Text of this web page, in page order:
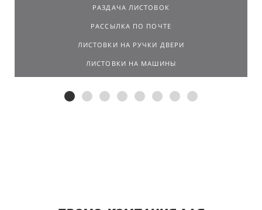
РАЗДАЧА ЛИСТОВОК
РАССЫЛКА ПО ПОЧТЕ
ЛИСТОВКИ НА РУЧКИ ДВЕРИ
ЛИСТОВКИ НА МАШИНЫ